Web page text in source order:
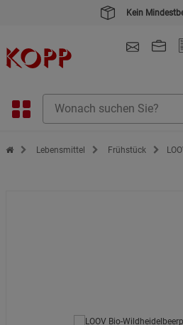
Kein
Zur Startseite des Kopp Verlag Online-Shop
Lebensmittel Frühstück